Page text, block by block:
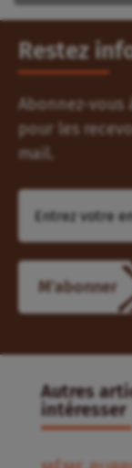
Restez
Abonnez-
pour les
mail.
Autres
intéresser